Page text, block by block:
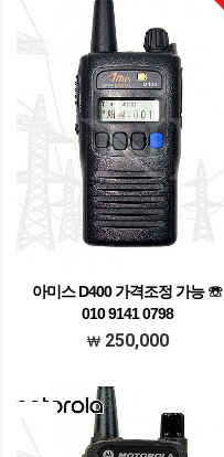
아미스 D400 가격조정 가능 ☏
010 9141 0798
가격조정가능 문의주세요
250,000